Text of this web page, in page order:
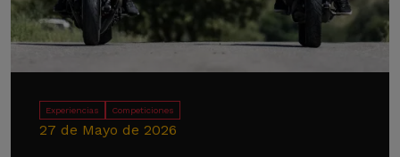
Experiencias Competiciones
27 de Mayo de 2026